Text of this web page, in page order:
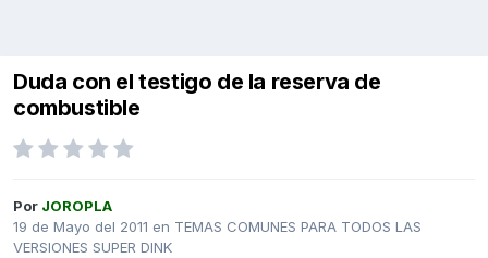
Duda con el testigo de la reserva de
combustible
Por JOROPLA
19 de Mayo del 2011 en TEMAS COMUNES PARA TODOS LAS
VERSIONES SUPER DINK